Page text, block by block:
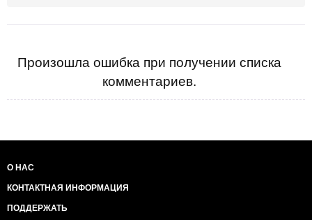
Произошла ошибка при получении списка
комментариев.
О НАС
КОНТАКТНАЯ ИНФОРМАЦИЯ
ПОДДЕРЖАТЬ